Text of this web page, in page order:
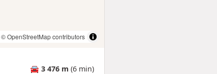
© OpenStreetMap contributors
🚘 3 476 m (6 min)